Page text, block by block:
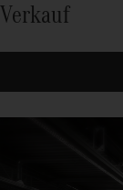
Verkauf